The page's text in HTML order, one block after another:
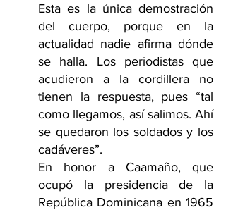
Esta es la única demostración
del cuerpo, porque en la
actualidad nadie afirma dónde
se halla. Los periodistas que
acudieron a la cordillera no
tienen la respuesta, pues “tal
como llegamos, así salimos. Ahí
se quedaron los soldados y los
cadáveres”.
En honor a Caamaño, que
ocupó la presidencia de la
República Dominicana en 1965